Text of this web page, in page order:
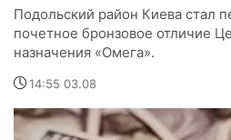
Подольский район Киева стал
почетное бронзовое отличие
назначения «Омега».
14:55 03.08